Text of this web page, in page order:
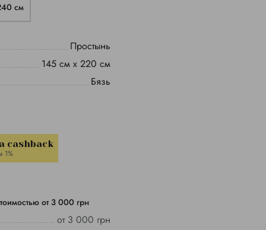
см
Простынь
145 см х 220 см
Бязь
cashback
1%
от 3 000 грн
от 3 000 грн